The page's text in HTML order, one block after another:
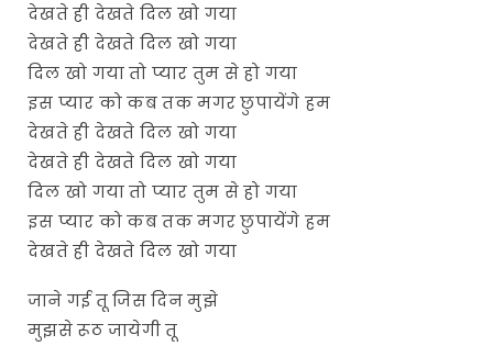
देखते ही देखते दिल खो गया
देखते ही देखते दिल खो गया
दिल खो गया तो प्यार तुम से हो गया
इस प्यार को कब तक मगर छुपायेंगे हम
देखते ही देखते दिल खो गया
देखते ही देखते दिल खो गया
दिल खो गया तो प्यार तुम से हो गया
इस प्यार को कब तक मगर छुपायेंगे हम
देखते ही देखते दिल खो गया
जाने गई तू जिस दिन मुझे
मुझसे रूठ जायेगी तू